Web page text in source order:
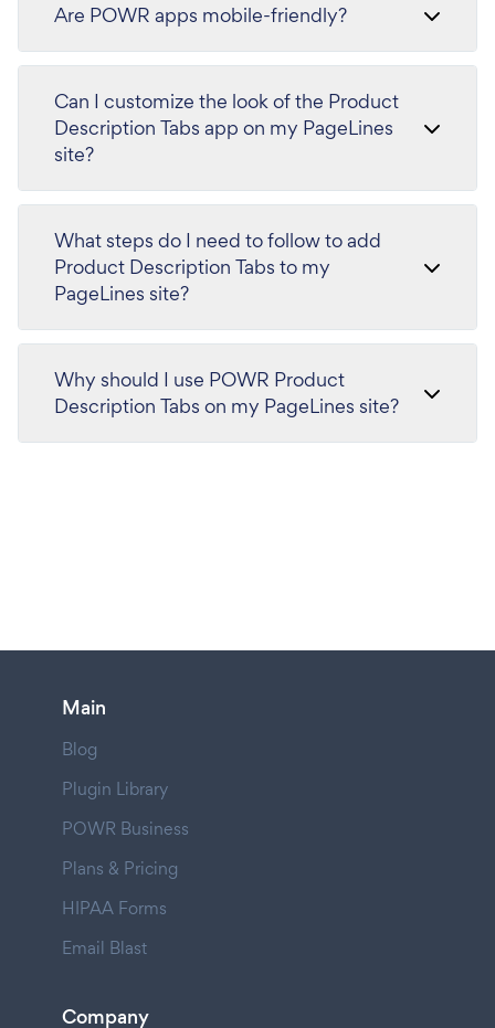
Are POWR apps mobile-friendly?
Can I customize the look of the Product
Description Tabs app on my PageLines
site?
What steps do I need to follow to add
Product Description Tabs to my
PageLines site?
Why should I use POWR Product
Description Tabs on my PageLines site?
Main
Blog
Plugin Library
POWR Business
Plans & Pricing
HIPAA Forms
Email Blast
Company